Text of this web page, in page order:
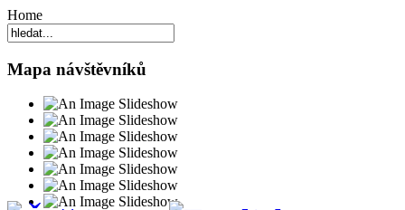
Home
Mapa návštěvníků